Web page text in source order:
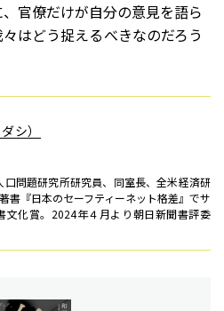
官僚だけが自分の意見を語ら
はどう捉えるべきなのだろう
シ）
問題研究所研究員、同室長、全米経済研
書『日本のセーフティーネット格差』でサ
文化賞。2024年４月より朝日新聞書評委